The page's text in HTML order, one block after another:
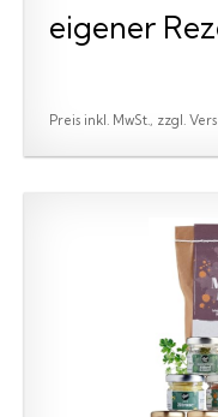
eigener
Preis inkl. MwSt., zzgl.